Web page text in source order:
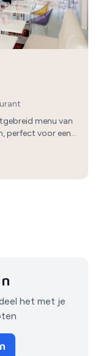
menu van
perfect voor een
het met je